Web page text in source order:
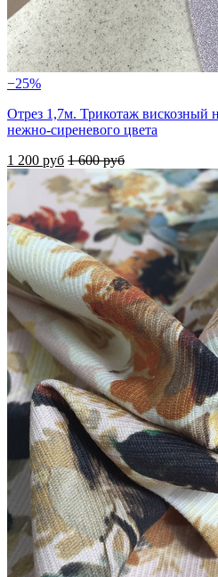
−25%
Отрез 1,7м. Трикотаж вискозный
нежно-сиреневого цвета
1 200 руб 1 600 руб